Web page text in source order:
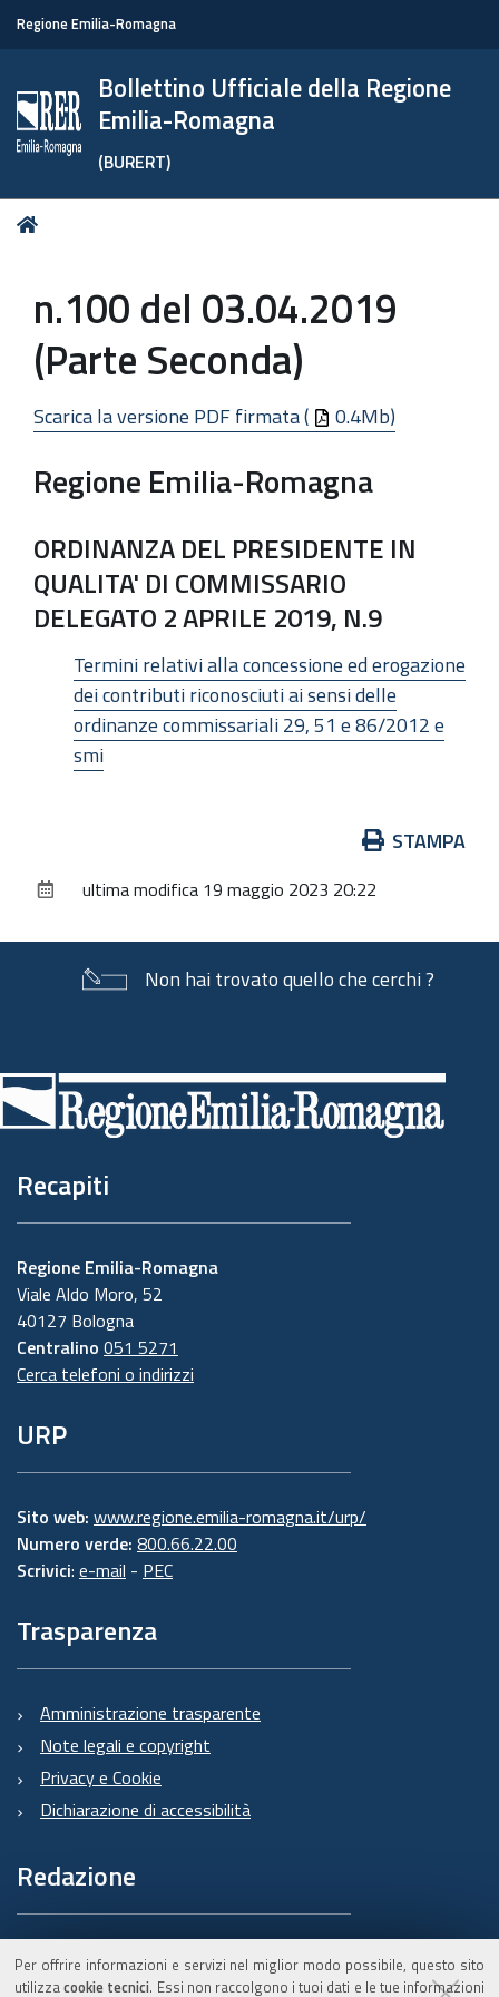
Per offrire informazioni e servizi nel miglior modo possibile, questo sito
utilizzacookie tecnici. Essi non raccolgono i tuoi dati e le tue informazioni
Regione Emilia-Romagna
Bollettino Ufficiale della Regione
Emilia-Romagna
(BURERT)
Tu
n.100 del 03.04.2019
(Parte Seconda)
Scarica la versione PDF firmata ( 0.4Mb)
Regione Emilia-Romagna
ORDINANZA DEL PRESIDENTE IN
QUALITA' DI COMMISSARIO
DELEGATO 2 APRILE 2019, N.9
Termini relativi alla concessione ed erogazione
dei contributi riconosciuti ai sensi delle
ordinanze commissariali 29, 51 e 86/2012 e
smi
documento
STAMPA
ultima modifica 19 maggio 2023 20:22
Non hai trovato quello che cerchi ?
di
pagina
Recapiti
Regione Emilia-Romagna
Viale Aldo Moro, 52
40127 Bologna
Centralino 051 5271
Cerca telefoni o indirizzi
URP
Sito web: www.regione.emilia-romagna.it/urp/
Numero verde: 800.66.22.00
Scrivici: e-mail - PEC
Trasparenza
Amministrazione trasparente
Note legali e copyright
Privacy e Cookie
Dichiarazione di accessibilità
Redazione
Informazioni sul Burert
e contatti